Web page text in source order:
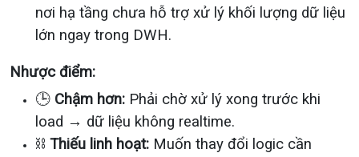
nơi hạ tầng chưa hỗ trợ xử lý khối lượng dữ liệu
lớn ngay trong DWH.
Nhược điểm:
🕒 Chậm hơn: Phải chờ xử lý xong trước khi
load → dữ liệu không realtime.
⛓ Thiếu linh hoạt: Muốn thay đổi logic cần